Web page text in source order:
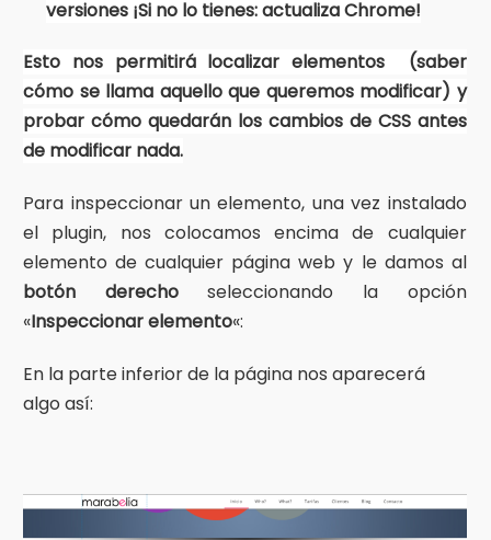
versiones ¡Si no lo tienes: actualiza Chrome!
Esto nos permitirá localizar elementos (saber
cómo se llama aquello que queremos modificar) y
probar cómo quedarán los cambios de CSS antes
de modificar nada.
Para inspeccionar un elemento, una vez instalado
el plugin, nos colocamos encima de cualquier
elemento de cualquier página web y le damos al
botón derechoseleccionando la opción
«Inspeccionar elemento«:
En la parte inferior de la página nos aparecerá
algo así: